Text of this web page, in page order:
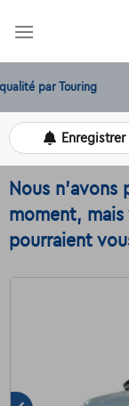
Enregistrer
Nous n'avons
moment,
pourraient